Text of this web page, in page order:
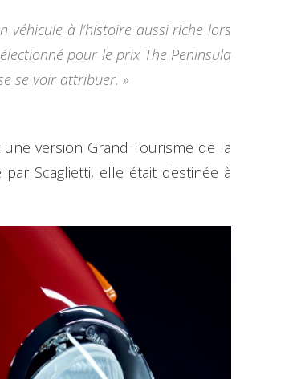
véhicule à l’histoire aussi riche lors
pour le prix The Peninsula
se voir attribuer. »
version Grand Tourisme de la
Scaglietti, elle était destinée à